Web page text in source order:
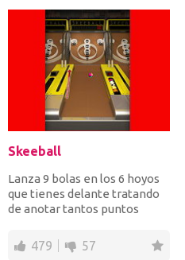
Skeeball
Lanza 9 bolas en los 6 hoyos
que tienes delante tratando
de anotar tantos puntos
479 57